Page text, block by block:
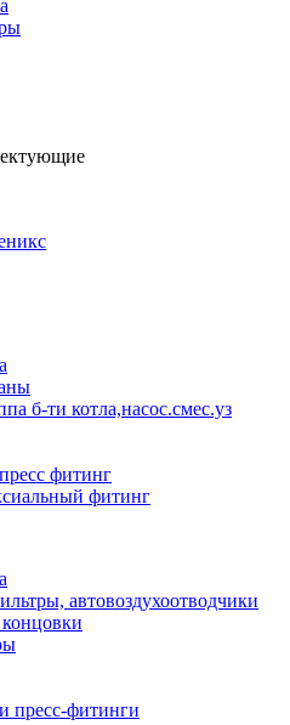
б-ти котла,насос.смес.уз
фитинг
фитинг
автовоздухоотводчики
пресс-фитинги